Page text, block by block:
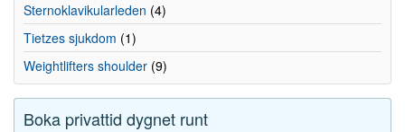
Sternoklavikularleden (4)
Tietzes sjukdom (1)
Weightlifters shoulder (9)
Boka privattid dygnet runt